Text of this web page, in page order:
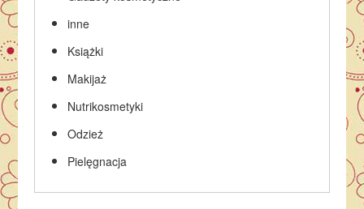
inne
Książki
Makijaż
Nutrikosmetyki
Odzież
Pielęgnacja